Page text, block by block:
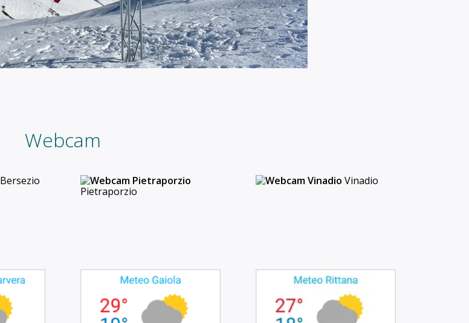
Webcam
Bersezio
Pietraporzio
Vinadio